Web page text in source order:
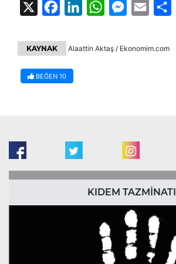
FacebookLinkedInWhatsAppMessenger
Email
KAYNAK Alaattin Aktaş / Ekonomim.com
BEĞEN 10
KIDEM TAZMİNATI